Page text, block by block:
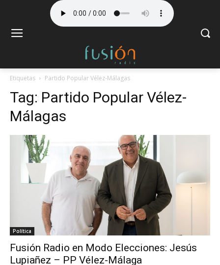
Etiquetas Partido Popular Vélez-Málagas
Tag: Partido Popular Vélez-
Málagas
Política
Fusión Radio en Modo Elecciones: Jesús
Lupiañez – PP Vélez-Málaga